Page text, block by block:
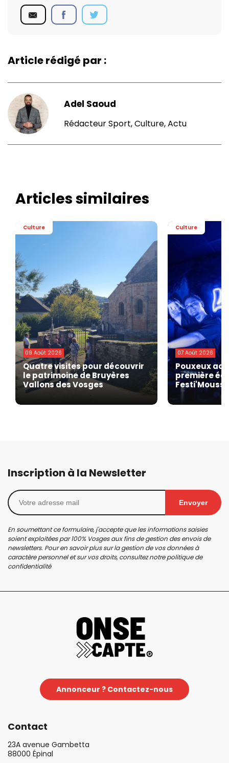
Article rédigé par :
Adel Saoud
Rédacteur Sport, Culture, Actu
Articles similaires
Culture
09 Août 2026
Quatre visites pour découvrir
le patrimoine de Bruyères
Vallons des Vosges
Culture
07 Août 2026
Pouxeux
première
Inscription à la Newsletter
Envoyer
En soumettant ce formulaire, j'accepte que les informations saisies
soient exploitées par 100% Vosges aux fins de gestion des envois de
newsletters. Pour en savoir plus sur la gestion de vos données à
caractère personnel et sur vos droits, consultez notrepolitique de
confidentialité
Annonceur ? Contactez-nous
Contact
23A avenue Gambetta
88000 Épinal